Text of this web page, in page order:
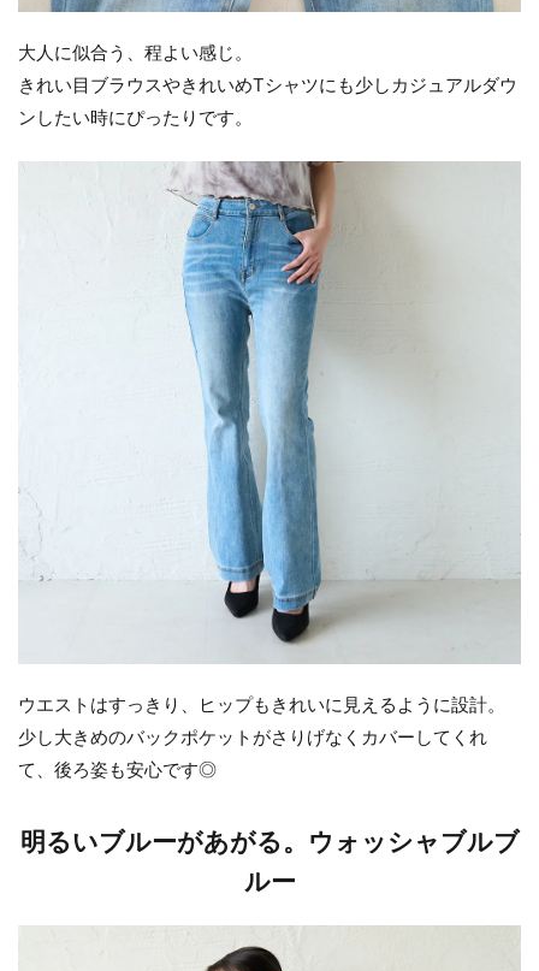
大人に似合う、程よい感じ。
きれい目ブラウスやきれいめTシャツにも少しカジュアルダウ
ンしたい時にぴったりです。
ウエストはすっきり、ヒップもきれいに見えるように設計。
少し大きめのバックポケットがさりげなくカバーしてくれ
て、後ろ姿も安心です◎
明るいブルーがあがる。ウォッシャブルブ
ルー